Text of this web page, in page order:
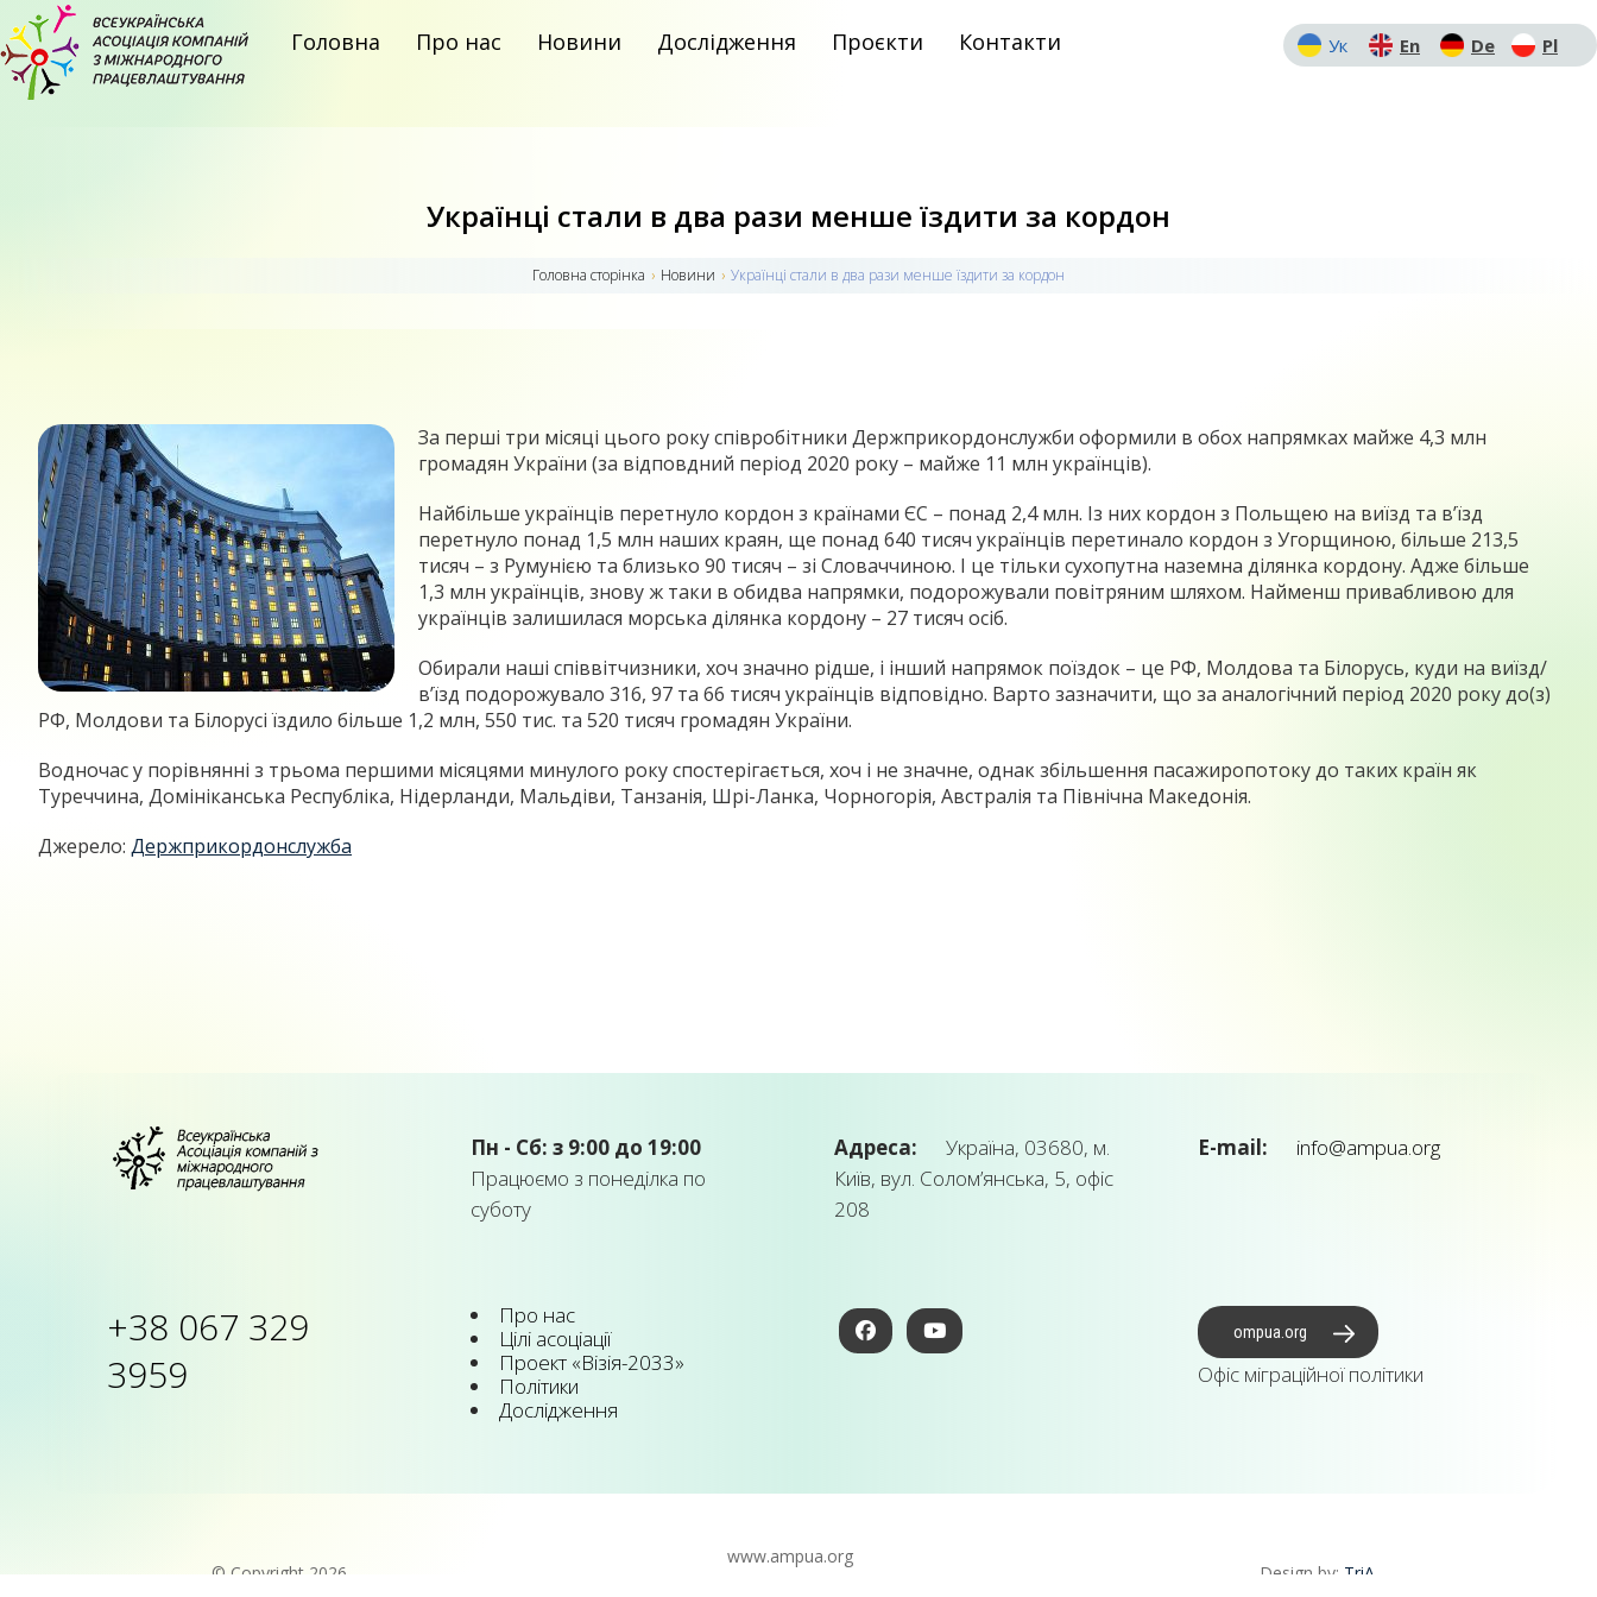
Головна Про нас Новини Дослідження Проєкти Контакти Ук En De Pl
Українці стали в два рази менше їздити за кордон
Головна сторiнка › Новини › Українці стали в два рази менше їздити за кордон
За перші три місяці цього року співробітники Держприкордонслужби оформили в обох напрямках майже 4,3 млн
громадян України (за відповдний період 2020 року – майже 11 млн українців).
Найбільше українців перетнуло кордон з країнами ЄС – понад 2,4 млн. Із них кордон з Польщею на виїзд та в’їзд
перетнуло понад 1,5 млн наших краян, ще понад 640 тисяч українців перетинало кордон з Угорщиною, більше 213,5
тисяч – з Румунією та близько 90 тисяч – зі Словаччиною. І це тільки сухопутна наземна ділянка кордону. Адже більше
1,3 млн українців, знову ж таки в обидва напрямки, подорожували повітряним шляхом. Найменш привабливою для
українців залишилася морська ділянка кордону – 27 тисяч осіб.
Обирали наші співвітчизники, хоч значно рідше, і інший напрямок поїздок – це РФ, Молдова та Білорусь, куди на виїзд/
в’їзд подорожувало 316, 97 та 66 тисяч українців відповідно. Варто зазначити, що за аналогічний період 2020 року до(з)
РФ, Молдови та Білорусі їздило більше 1,2 млн, 550 тис. та 520 тисяч громадян України.
Водночас у порівнянні з трьома першими місяцями минулого року спостерігається, хоч і не значне, однак збільшення пасажиропотоку до таких країн як
Туреччина, Домініканська Республіка, Нідерланди, Мальдіви, Танзанія, Шрі-Ланка, Чорногорія, Австралія та Північна Македонія.
Джерело: Держприкордонслужба
Пн - Сб: з 9:00 до 19:00
Працюємо з понеділка по
суботу
Адреса:
Україна, 03680, м.
Київ, вул. Солом’янська, 5, офіс
208
E-mail: info@ampua.org
+38 067 329
3959
Про нас
Цілі асоціації
Проект «Візія-2033»
Політики
Дослідження
ompua.org
Офіс міграційної політики
© Copyright 2026
www.ampua.org
Design by: TriA